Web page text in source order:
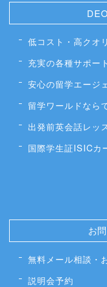
低コスト・高クオ
充実の各種サポート
安心の留学エージ
留学ワールドなら
出発前英会話レッ
国際学生証ISICカ
お
無料メール相談・
説明会予約